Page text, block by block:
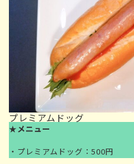
プレミアムドッグ
★ メニュー
・プレミアムドッグ：500円